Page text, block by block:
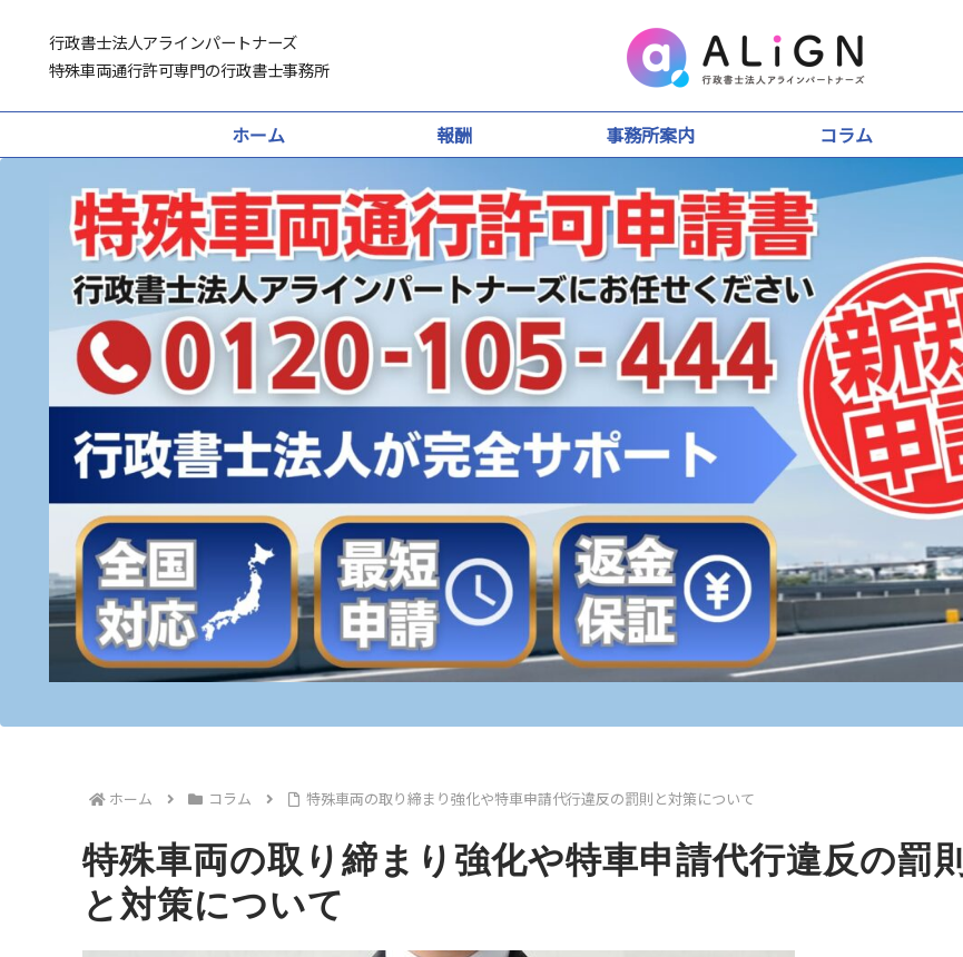
行政書士法人アラインパートナーズ
特殊車両通行許可専門の行政書士事務所
ホーム 報酬 事務所案内 コラム
ホーム コラム 特殊車両の取り締まり強化や特車申請代行違反の罰則と対策について
特殊車両の取り締まり強化や特車申請代行違反の罰則
と対策について